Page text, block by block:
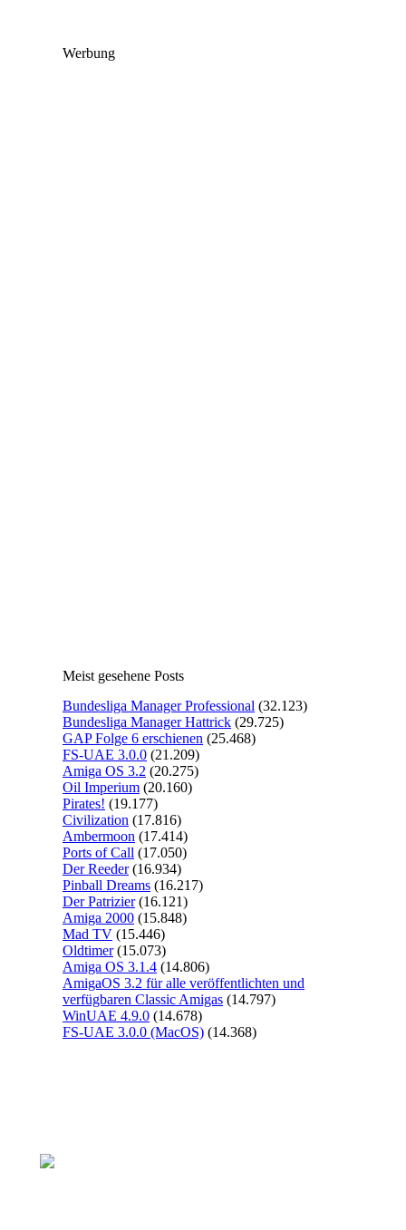
Werbung
Meist gesehene Posts
Bundesliga Manager Professional (32.123)
Bundesliga Manager Hattrick (29.725)
GAP Folge 6 erschienen (25.468)
FS-UAE 3.0.0 (21.209)
Amiga OS 3.2 (20.275)
Oil Imperium (20.160)
Pirates! (19.177)
Civilization (17.816)
Ambermoon (17.414)
Ports of Call (17.050)
Der Reeder (16.934)
Pinball Dreams (16.217)
Der Patrizier (16.121)
Amiga 2000 (15.848)
Mad TV (15.446)
Oldtimer (15.073)
Amiga OS 3.1.4 (14.806)
AmigaOS 3.2 für alle veröffentlichten und
verfügbaren Classic Amigas (14.797)
WinUAE 4.9.0 (14.678)
FS-UAE 3.0.0 (MacOS) (14.368)